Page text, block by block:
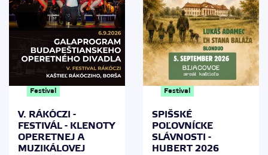
Festival
V. RÁKÓCZI -
FESTIVÁL - KLENOTY
OPERETNEJ A
MUZIKÁLOVEJ
Festival
SPIŠSKÉ
POĽOVNÍCKE
SLÁVNOSTI -
HUBERT 2026